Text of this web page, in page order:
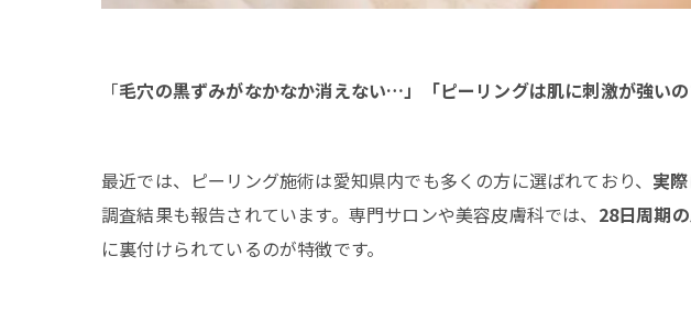
「毛穴の黒ずみがなかなか消えない…」「ピーリングは肌に刺激が強いの
最近では、ピーリング施術は愛知県内でも多くの方に選ばれており、 実
調査結果も報告されています。専門サロンや美容皮膚科では、 28日周期
に裏付けられているのが特徴です。